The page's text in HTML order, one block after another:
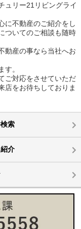
ュリー21リビングライ
に不動産のご紹介をし
ついてのご相談も随時
動産の事なら当社へお
す。
ご対応をさせていただ
店をお待ちしておりま
索
介